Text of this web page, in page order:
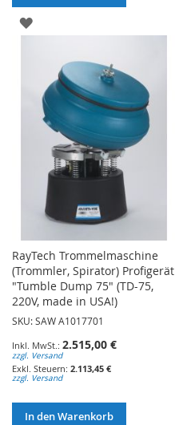
ZUR
HINZUFÜGEN
RayTech Trommelmaschine
(Trommler, Spirator) Profigerät
"Tumble Dump 75" (TD-75,
220V, made in USA!)
SKU: SAW A1017701
2.515,00 €
zzgl. Versand
2.113,45 €
zzgl. Versand
In den Warenkorb